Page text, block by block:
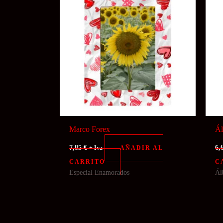
Marco Forex
7,85€ + Iva
AÑADIR AL
CARRITO
Especial Enamorados